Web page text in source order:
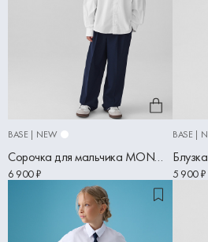
BASE | NEW
Сорочка для мальчика MONO SCHOOL белый
6 900 ₽
BASE |
5 900 ₽